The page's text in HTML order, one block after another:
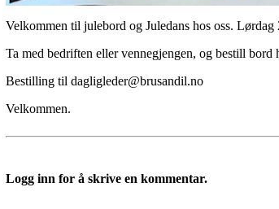
Velkommen til julebord og Juledans hos oss.
Ta med bedriften eller vennegjengen, og bestill bord
Bestilling til dagligleder@brusandil.no
Velkommen.
Logg inn for å skrive en kommentar.